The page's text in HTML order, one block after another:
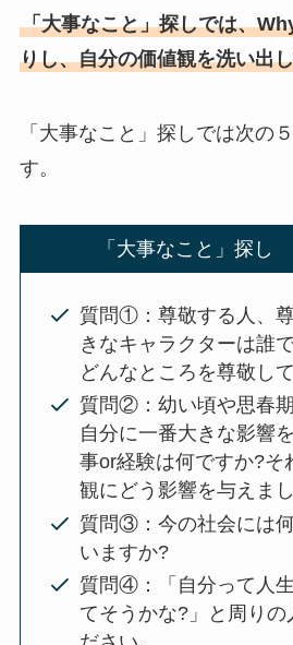
「大事なこと」探しでは、
りし、自分の価値観を洗い出
「大事なこと」探しでは次の
す。
「大事なこと」探し
質問①：尊敬する人、
きなキャラクターは誰
どんなところを尊敬し
質問②：幼い頃や思春
自分に一番大きな影響
事or経験は何ですか?そ
観にどう影響を与えま
質問③：今の社会には
いますか?
質問④：「自分って人
てそうかな?」と周りの